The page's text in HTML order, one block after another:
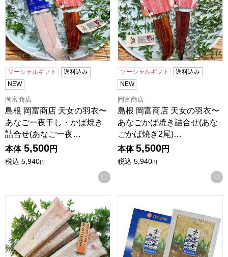
ソーシャルギフト
送料込み
NEW
岡富商店
島根 岡富商店 天女の羽衣〜
あなご一夜干し・かば焼き
詰合せ(あなご一夜…
本体 5,500円
税込 5,940円
お気に入りに登録する
ソーシャルギフト
送料込み
NEW
岡富商店
島根 岡富商店 天女の羽衣〜
あなごかば焼き詰合せ(あな
ごかば焼き2尾)…
本体 5,500円
税込 5,940円
島根 岡富商店 「一日漁」特大穴子一夜干 あなご2尾(計